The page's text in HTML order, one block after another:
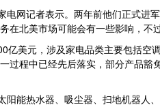
网记者表示。两年前他们正式进
北美市场可能会有一些影响，不
元，涉及家电品类主要包括空
程中已经先后落实，部分产品
热水器、吸尘器、扫地机器人